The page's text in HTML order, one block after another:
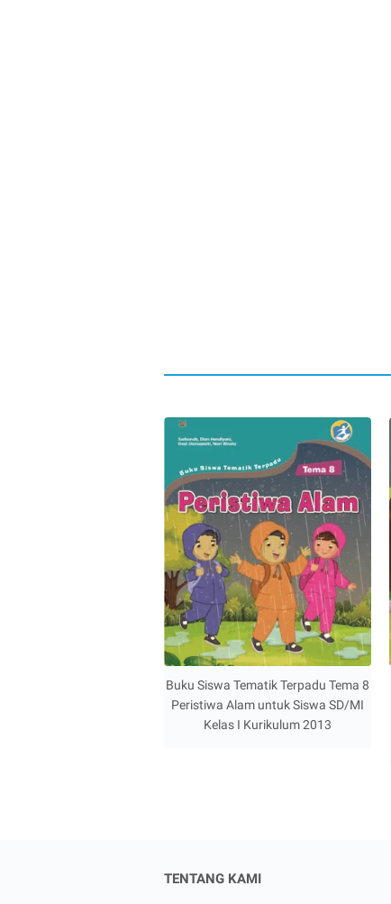
Buku Siswa Tematik Terpadu Tema 8
Peristiwa Alam untuk Siswa SD/MI
Kelas I Kurikulum 2013
TENTANG KAMI